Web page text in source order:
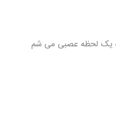
یک لحظه عصبی می شم